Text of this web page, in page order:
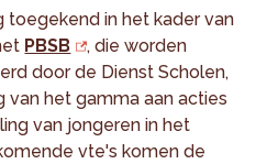
toegekend in het kader van
PBSB
, die worden
door de Dienst Scholen,
van het gamma aan acties
van jongeren in het
vte's komen de